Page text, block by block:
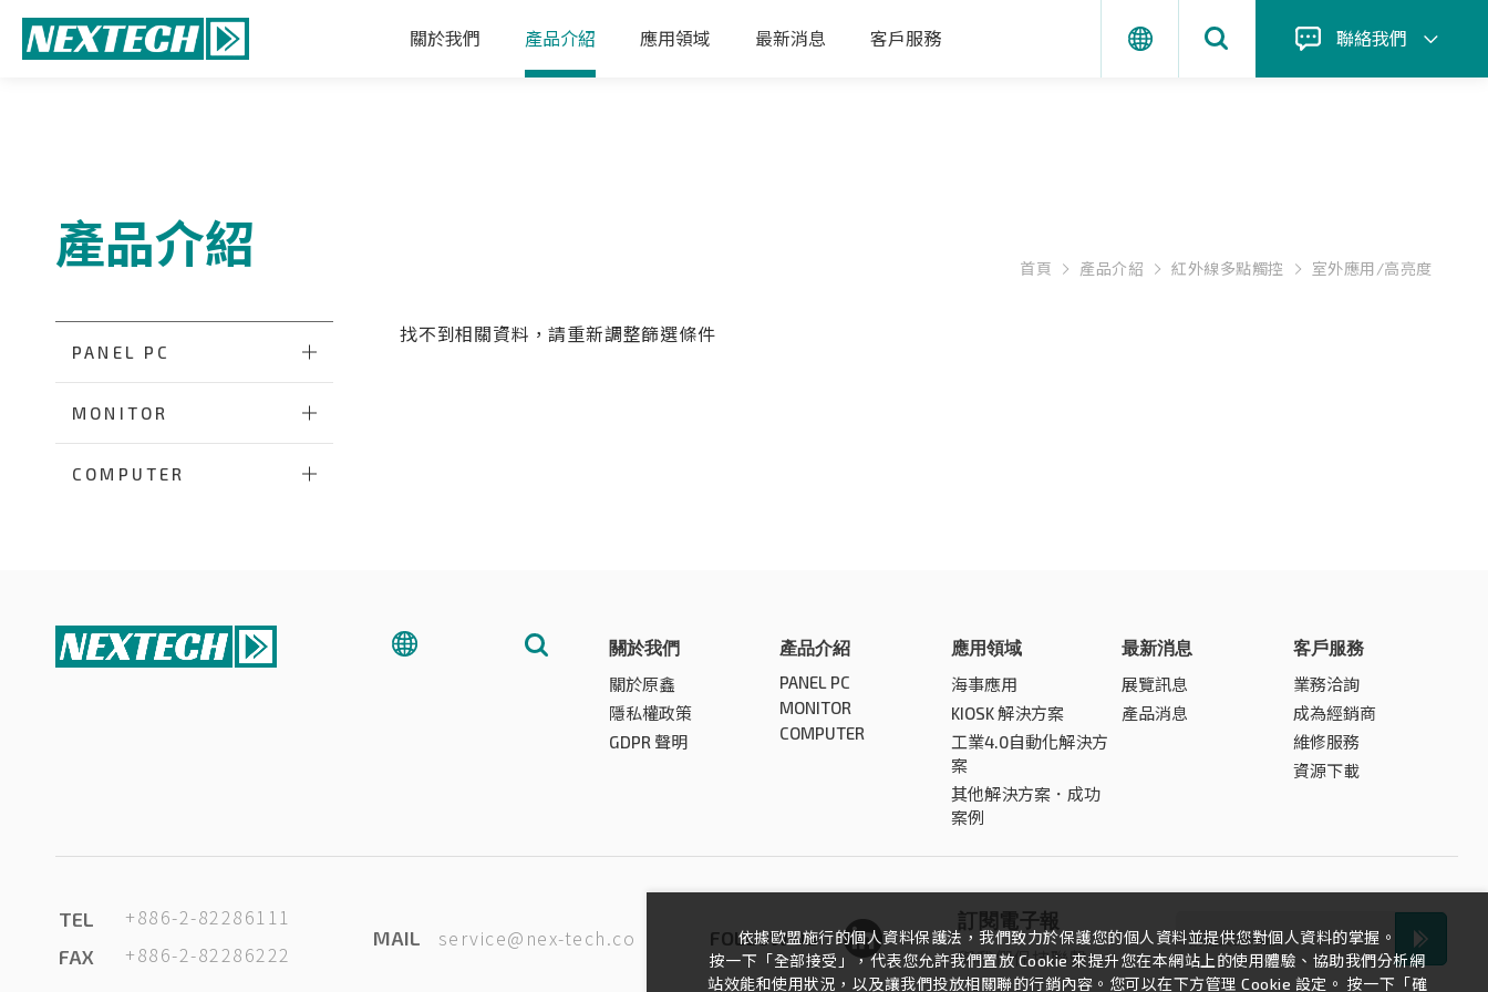
關於我們 產品介紹 應用領域 最新消息 客戶服務 聯絡我們
產品介紹 首頁 產品介紹 紅外線多點觸控 室外應用/高亮度
PANEL PC
MONITOR
COMPUTER
找不到相關資料，請重新調整篩選條件
關於我們
關於原鑫
隱私權政策
GDPR 聲明
產品介紹
PANEL PC
MONITOR
COMPUTER
應用領域
海事應用
KIOSK 解決方案
工業4.0自動化解決方
案
其他解決方案．成功
案例
最新消息
展覽訊息
產品消息
客戶服務
業務洽詢
成為經銷商
維修服務
資源下載
TEL +886-2-82286111
FAX +886-2-82286222
MAIL service@nex-tech.co FOLLOW US
訂閱電子報
與我們保持聯繫
依據歐盟施行的個人資料保護法，我們致力於保護您的個人資料並提供您對個人資料的掌握。
按一下「全部接受」，代表您允許我們置放 Cookie 來提升您在本網站上的使用體驗、協助我們分析網
站效能和使用狀況，以及讓我們投放相關聯的行銷內容。您可以在下方管理 Cookie 設定。 按一下「確